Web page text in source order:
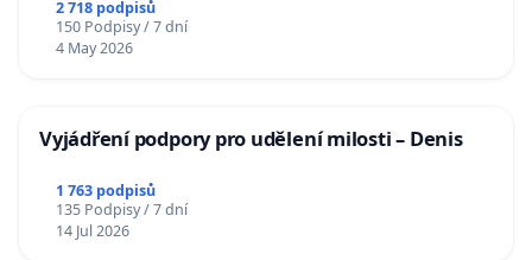
2 718 podpisů
150 Podpisy / 7 dní
4 May 2026
Vyjádření podpory pro udělení milosti – Denis
1 763 podpisů
135 Podpisy / 7 dní
14 Jul 2026